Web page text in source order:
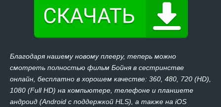
Благодаря нашему новому плееру, теперь можно
смотреть полностью фильм Бойня в сестринстве
онлайн, бесплатно в хорошем качестве: 360, 480, 720 (HD),
1080 (Full HD) на компьютере, телефоне и планшете
андроид (Android с поддержкой HLS), а также на iOS